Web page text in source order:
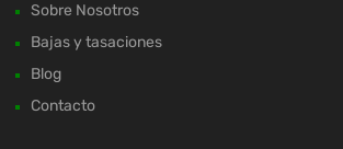
Sobre Nosotros
Bajas y tasaciones
Blog
Contacto